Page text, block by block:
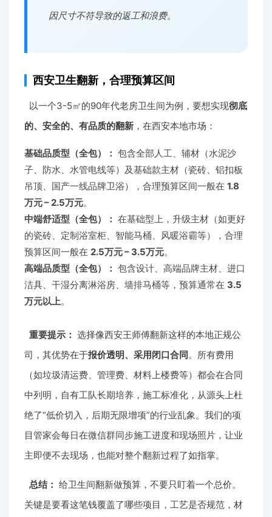
因尺寸不符导致的返工和浪费。
西安卫生翻新，合理预算区间
以一个3-5㎡的90年代老房卫生间为例，要想实现彻底
的、安全的、有品质的翻新 ，在西安本地市场：
基础品质型（全包）： 包含全部人工、辅材（水泥沙
子、防水、水管电线等）及基础款主材（瓷砖、铝扣板
吊顶、国产一线品牌卫浴），合理预算区间一般在 1.8
万元 – 2.5万元。
中端舒适型（全包）： 在基础型上，升级主材（如更好
的瓷砖、定制浴室柜、智能马桶、风暖浴霸等），合理
预算区间一般在 2.5万元 – 3.5万元。
高端品质型（全包）： 包含设计、高端品牌主材、进口
洁具、干湿分离淋浴房、墙排马桶等，预算通常在 3.5
万元以上。
重要提示： 选择像西安王师傅翻新这样的本地正规公
司，其优势在于报价透明、采用闭口合同。所有费用
（如垃圾清运费、管理费、材料上楼费等）都会在合同
中列明，自有工队长期培养，施工标准化，从源头上杜
绝了“低价切入，后期无限增项”的行业乱象。我们的项
目管家会每日在微信群同步施工进度和现场照片，让业
主即便不去现场，也能对整个翻新过程了如指掌。
总结： 给卫生间翻新做预算，不要只盯着一个总价。
关键是要看这笔钱覆盖了哪些项目，工艺是否规范，材